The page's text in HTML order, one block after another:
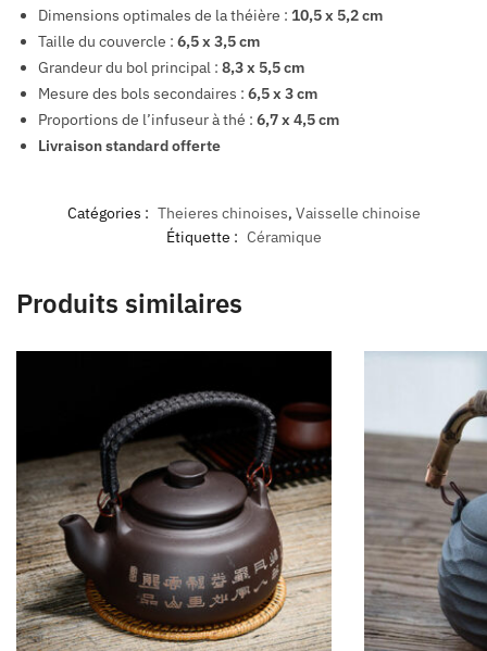
Dimensions optimales de la théière : 10,5 x 5,2 cm
Taille du couvercle : 6,5 x 3,5 cm
Grandeur du bol principal : 8,3 x 5,5 cm
Mesure des bols secondaires : 6,5 x 3 cm
Proportions de l’infuseur à thé : 6,7 x 4,5 cm
Livraison standard offerte
Catégories : Theieres chinoises, Vaisselle chinoise
Étiquette : Céramique
Produits similaires